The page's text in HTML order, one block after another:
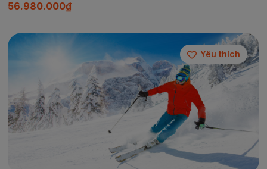
56.980.000₫
Yêu thích